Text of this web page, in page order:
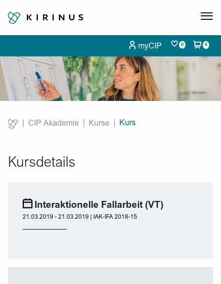
myCIP 0 0
CIP Akademie Kurse
Current:
Kurs
Kursdetails
Interaktionelle Fallarbeit (VT)
21.03.2019 - 21.03.2019 | IAK-IFA 2018-15